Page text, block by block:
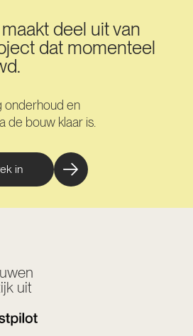
deel uit van
dat momenteel
onderhoud en
de bouw klaar is.
in
uit